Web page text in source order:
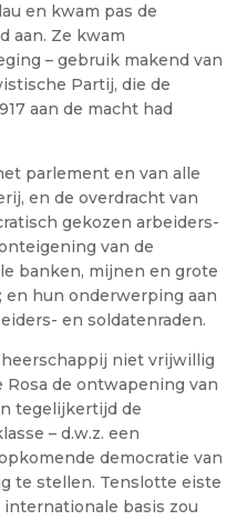
en kwam pas de
aan. Ze kwam
– gebruik makend van
Partij, die de
aan de macht had
parlement en van alle
en de overdracht van
gekozen arbeiders-
van de
banken, mijnen en grote
en hun onderwerping aan
en soldatenraden.
niet vrijwillig
Rosa de ontwapening van
tegelijkertijd de
– d.w.z. een
democratie van
te stellen. Tenslotte eiste
basis zou